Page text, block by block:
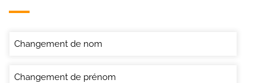
Changement de nom
Changement de prénom